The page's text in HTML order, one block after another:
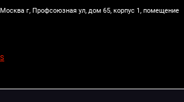
г, Профсоюзная ул, дом 65, корпус 1, помещение